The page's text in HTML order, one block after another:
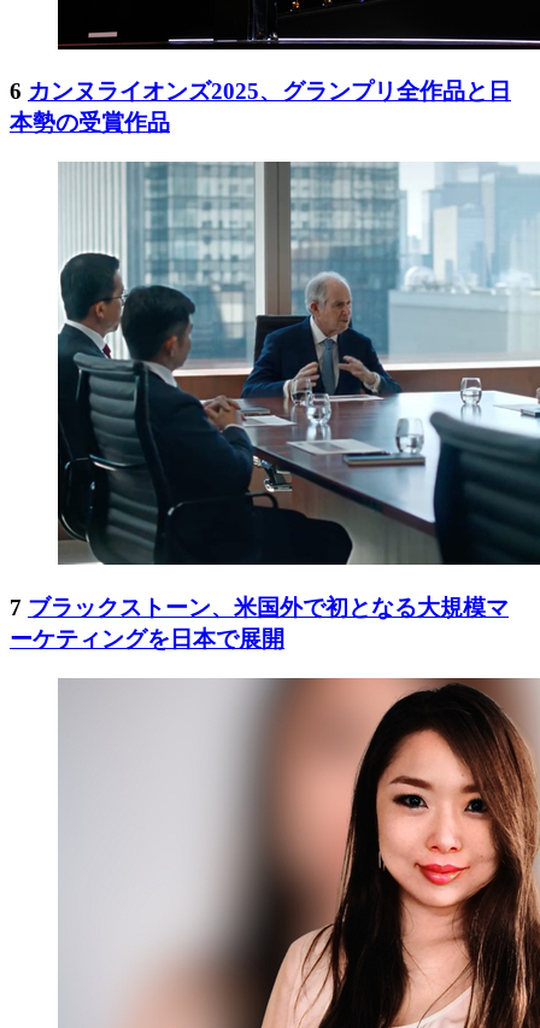
6 カンヌライオンズ2025、グランプリ全作品と日
本勢の受賞作品
7 ブラックストーン、米国外で初となる大規模マ
ーケティングを日本で展開